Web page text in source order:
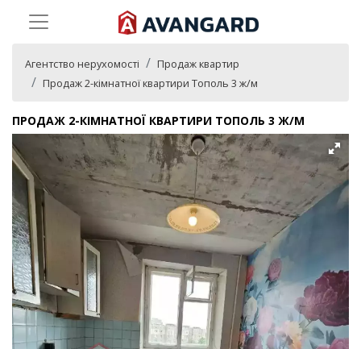
Агентство нерухомості
Продаж квартир
Продаж 2-кімнатної квартири Тополь 3 ж/м
ПРОДАЖ 2-КІМНАТНОЇ КВАРТИРИ ТОПОЛЬ 3 Ж/М